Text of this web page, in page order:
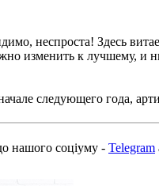
неспроста! Здесь
изменить к лучшему, и
следующего года,
нашого соціуму - Telegram